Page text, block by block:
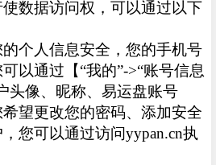
数据访问权，可以通过以下
个人信息安全，您的手机号
以通过【“我的”->“账号信息
头像、昵称、易运盘账号
希望更改您的密码、添加安全
您可以通过访问yypan.cn执